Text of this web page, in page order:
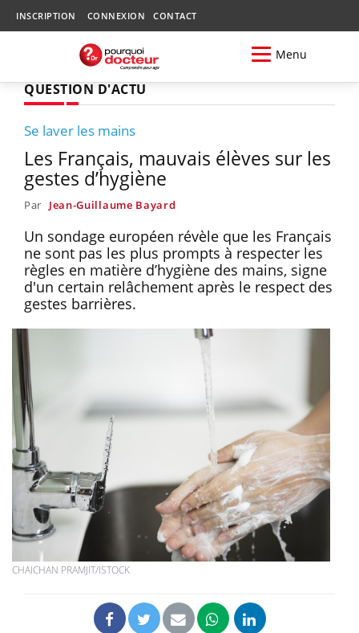
INSCRIPTION CONNEXION CONTACT
Menu
QUESTION D'ACTU
Se laver les mains
Les Français, mauvais élèves sur les
gestes d’hygiène
Par Jean-Guillaume Bayard
Un sondage européen révèle que les Français
ne sont pas les plus prompts à respecter les
règles en matière d’hygiène des mains, signe
d'un certain relâchement après le respect des
gestes barrières.
CHAICHAN PRAMJIT/ISTOCK